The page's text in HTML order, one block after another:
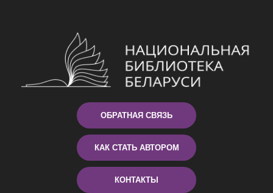
ОБРАТНАЯ СВЯЗЬ
КАК СТАТЬ АВТОРОМ
КОНТАКТЫ